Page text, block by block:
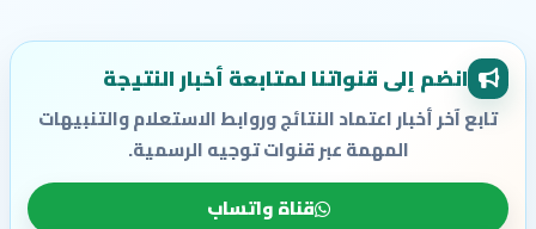
انضم إلى قنواتنا لمتابعة أخبار النتيجة
تابع آخر أخبار اعتماد النتائج وروابط الاستعلام والتنبيهات
المهمة عبر قنوات توجيه الرسمية.
قناة واتساب